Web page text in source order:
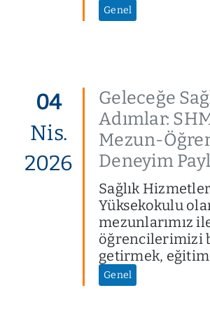
Genel
04
Nis.
2026
Geleceğe
Adımlar:
Mezun-
Deneyim
Sağlık
Yüksekokulu
mezunlarımız
öğrencilerimizi
getirmek, eğitim
Genel